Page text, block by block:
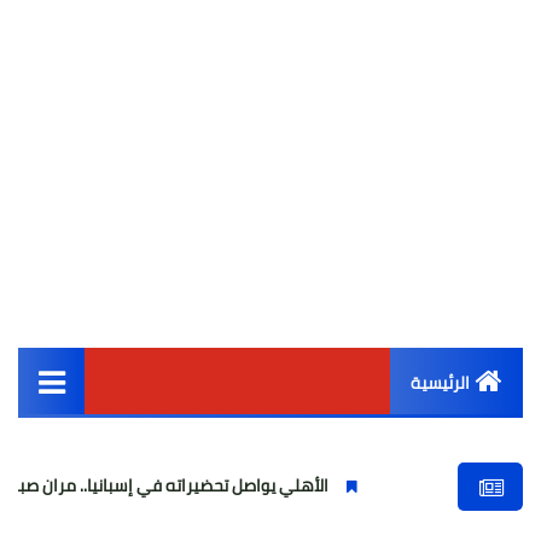
الرئيسية
أخبار مصر
الأهلي يواصل تحضيراته في إسبانيا.. مران صباحي قوي